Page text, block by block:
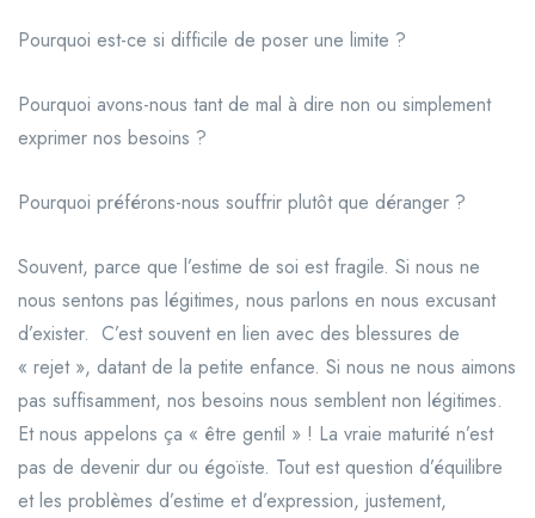
Pourquoi est-ce si difficile de poser une limite ?
Pourquoi avons-nous tant de mal à dire non ou simplement
exprimer nos besoins ?
Pourquoi préférons-nous souffrir plutôt que déranger ?
Souvent, parce que l’estime de soi est fragile. Si nous ne
nous sentons pas légitimes, nous parlons en nous excusant
d’exister. C’est souvent en lien avec des blessures de
« rejet », datant de la petite enfance. Si nous ne nous aimons
pas suffisamment, nos besoins nous semblent non légitimes.
Et nous appelons ça « être gentil » ! La vraie maturité n’est
pas de devenir dur ou égoïste. Tout est question d’équilibre
et les problèmes d’estime et d’expression, justement,